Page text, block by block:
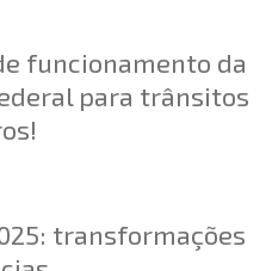
funcionamento da
para trânsitos
transformações